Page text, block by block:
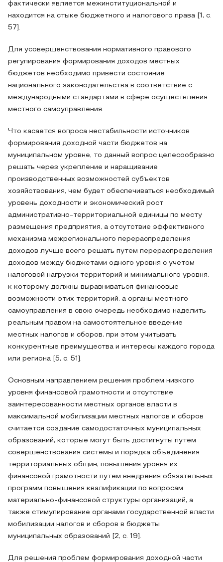
фактически является межинституциональной и
находится на стыке бюджетного и налогового права [1, c.
57].
Для усовершенствования нормативного правового
регулирования формирования доходов местных
бюджетов необходимо привести состояние
национального законодательства в соответствие с
международными стандартами в сфере осуществления
местного самоуправления.
Что касается вопроса нестабильности источников
формирования доходной части бюджетов на
муниципальном уровне, то данный вопрос целесообразно
решать через укрепление и наращивание
производственных возможностей субъектов
хозяйствования, чем будет обеспечиваться необходимый
уровень доходности и экономический рост
административно-территориальной единицы по месту
размещения предприятия, а отсутствие эффективного
механизма межрегионального перераспределения
доходов лучше всего решать путем перераспределения
доходов между бюджетами одного уровня с учетом
налоговой нагрузки территорий и минимального уровня,
к которому должны выравниваться финансовые
возможности этих территорий, а органы местного
самоуправления в свою очередь необходимо наделить
реальным правом на самостоятельное введение
местных налогов и сборов, при этом учитывать
конкурентные преимущества и интересы каждого города
или региона [5, c. 51].
Основным направлением решения проблем низкого
уровня финансовой грамотности и отсутствие
заинтересованности местных органов власти в
максимальной мобилизации местных налогов и сборов
считается создание самодостаточных муниципальных
образований, которые могут быть достигнуты путем
совершенствования системы и порядка объединения
территориальных общин, повышения уровня их
финансовой грамотности путем внедрения обязательных
программ повышения квалификации по вопросам
материально-финансовой структуры организаций, а
также стимулирование органами государственной власти
мобилизации налогов и сборов в бюджеты
муниципальных образований [2, c. 19].
Для решения проблем формирования доходной части